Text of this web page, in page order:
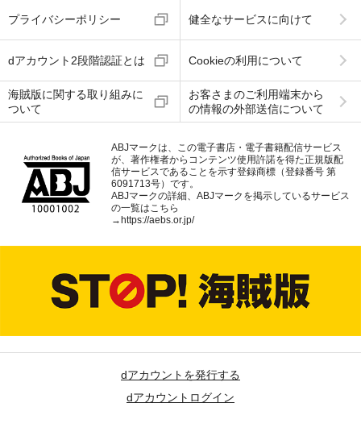
プライバシーポリシー 健全なサービスに向けて
dアカウント2段階認証とは Cookieの利用について
海賊版に関する取り組みに
ついて
お客さまのご利用端末から
の情報の外部送信について
ABJマークは、この電子書店・電子書籍配信サービス
が、著作権者からコンテンツ使用許諾を得た正規版配
信サービスであることを示す登録商標（登録番号 第
6091713号）です。
ABJマークの詳細、ABJマークを掲示しているサービス
の一覧はこちら
→ https://aebs.or.jp/
dアカウントを発行する
dアカウントログイン